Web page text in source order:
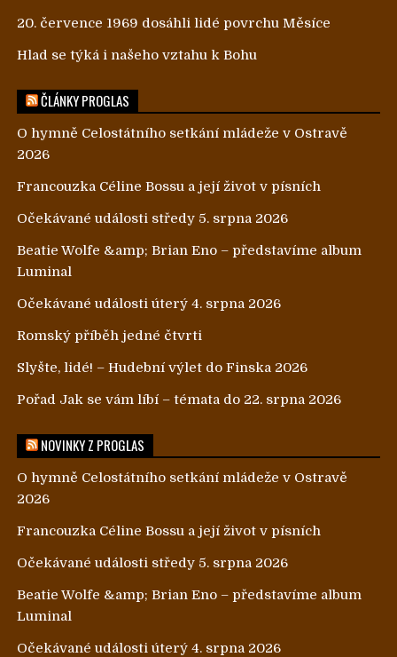
20. července 1969 dosáhli lidé povrchu Měsíce
Hlad se týká i našeho vztahu k Bohu
ČLÁNKY PROGLAS
O hymně Celostátního setkání mládeže v Ostravě
2026
Francouzka Céline Bossu a její život v písních
Očekávané události středy 5. srpna 2026
Beatie Wolfe &amp; Brian Eno – představíme album
Luminal
Očekávané události úterý 4. srpna 2026
Romský příběh jedné čtvrti
Slyšte, lidé! – Hudební výlet do Finska 2026
Pořad Jak se vám líbí – témata do 22. srpna 2026
NOVINKY Z PROGLAS
O hymně Celostátního setkání mládeže v Ostravě
2026
Francouzka Céline Bossu a její život v písních
Očekávané události středy 5. srpna 2026
Beatie Wolfe &amp; Brian Eno – představíme album
Luminal
Očekávané události úterý 4. srpna 2026